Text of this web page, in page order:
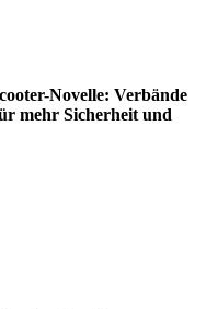
Novelle: Verbände
mehr Sicherheit und